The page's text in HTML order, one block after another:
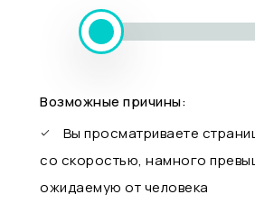
Возможные причины:
Вы просматриваете
со скоростью, намного
ожидаемую от человека